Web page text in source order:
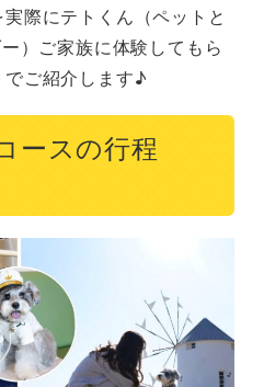
際にテトくん（ペットと
）ご家族に体験してもら
ご紹介します♪
ースの行程